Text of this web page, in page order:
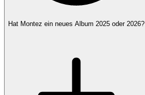
Hat Montez ein neues Album 2025 oder 2026?